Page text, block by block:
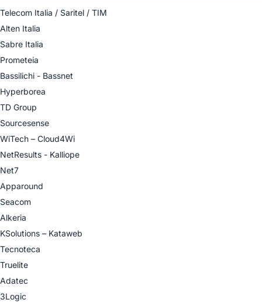
Telecom Italia / Saritel / TIM
Alten Italia
Sabre Italia
Prometeia
Bassilichi - Bassnet
Hyperborea
TD Group
Sourcesense
WiTech – Cloud4Wi
NetResults - Kalliope
Net7
Apparound
Seacom
Alkeria
KSolutions – Kataweb
Tecnoteca
Truelite
Adatec
3Logic